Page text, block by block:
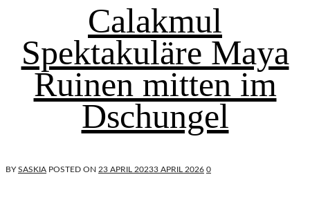
Calakmul
Spektakuläre Maya
Ruinen mitten im
Dschungel
BYSASKIA POSTED ON 23 APRIL 20233 APRIL 2026 0